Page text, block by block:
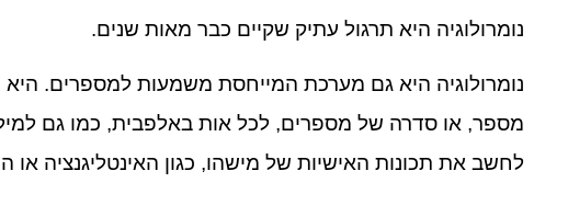
נומרולוגיה היא תרגול עתיק שקיים כבר מאות שנים.
נומרולוגיה היא גם מערכת המייחסת משמעות למספרים. היא
מספר, או סדרה של מספרים, לכל אות באלפבית, כמו גם
לחשב את תכונות האישיות של מישהו, כגון האינטליגנציה